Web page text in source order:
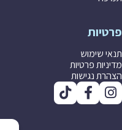
פרטיות
תנאי שימוש
מדיניות פרטיות
הצהרת נגישות